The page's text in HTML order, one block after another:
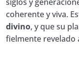
23. Manual de
Quiz Biblia 23.
coherente y viva.
divino, y que su
fielmente revelado